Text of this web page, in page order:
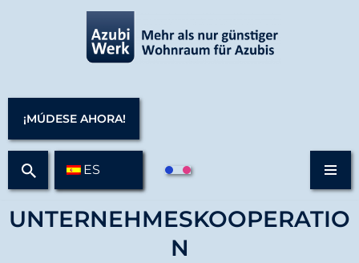
r
l
c
¡MÚDESE AHORA!
ES
UNTERNEHMESKOOPERATIO
N